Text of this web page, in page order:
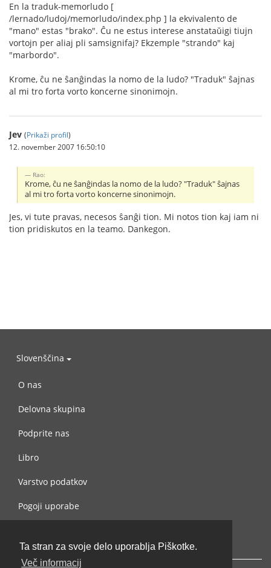
Ta stran za svoje delo uporablja Piškotke.
Več informacij
En la traduk-memorludo [
/lernado/ludoj/memorludo/index.php ] la ekvivalento de
"mano" estas "brako". Ĉu ne estus interese anstataŭigi tiujn
vortojn per aliaj pli samsignifaj? Ekzemple "strando" kaj
"marbordo".
Krome, ĉu ne ŝanĝindas la nomo de la ludo? "Traduk" ŝajnas
al mi tro forta vorto koncerne sinonimojn.
Jev (Prikaži profil)
12. november 2007 16:50:10
Rao:
Krome, ĉu ne ŝanĝindas la nomo de la ludo? "Traduk" ŝajnas
al mi tro forta vorto koncerne sinonimojn.
Jes, vi tute pravas, necesos ŝanĝi tion. Mi notos tion kaj iam ni
tion pridiskutos en la teamo. Dankegon.
Slovenščina
O nas
Delovna skupina
Podprite nas
Libro
Varstvo podatkov
Pogoji uporabe